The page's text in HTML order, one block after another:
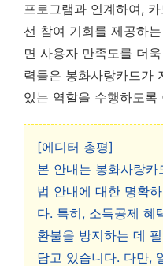
프로그램과 연계하여,
선 참여 기회를 제공하
면 사용자 만족도를 더
력들은 봉화사랑카드가
있는 역할을 수행하도록
[에디터 총평]
본 안내는 봉화사랑
법 안내에 대한 명확
다. 특히, 소득공제 혜
환불을 방지하는 데
담고 있습니다. 다만,